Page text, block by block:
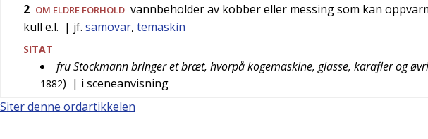
2 OM ELDRE FORHOLD vannbeholder av kobber eller messing som kan
kull e.l. | jf. samovar, temaskin
SITAT
fru Stockmann bringer et bræt, hvorpå kogemaskine, glasse, karafler og
1882) | i sceneanvisning
Siter denne ordartikkelen